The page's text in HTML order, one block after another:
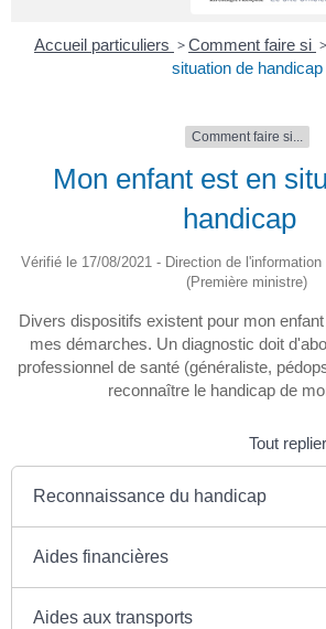
Accueil particuliers >Comment faire si >
situation de handicap
Comment faire si...
Mon enfant est en
handicap
Vérifié le 17/08/2021 - Direction de
(Première ministre)
Divers dispositifs existent pour mon
mes démarches. Un diagnostic doit
professionnel de santé (généraliste,
reconnaître le handicap de
Tout replier
Reconnaissance du handicap
Aides financières
Aides aux transports